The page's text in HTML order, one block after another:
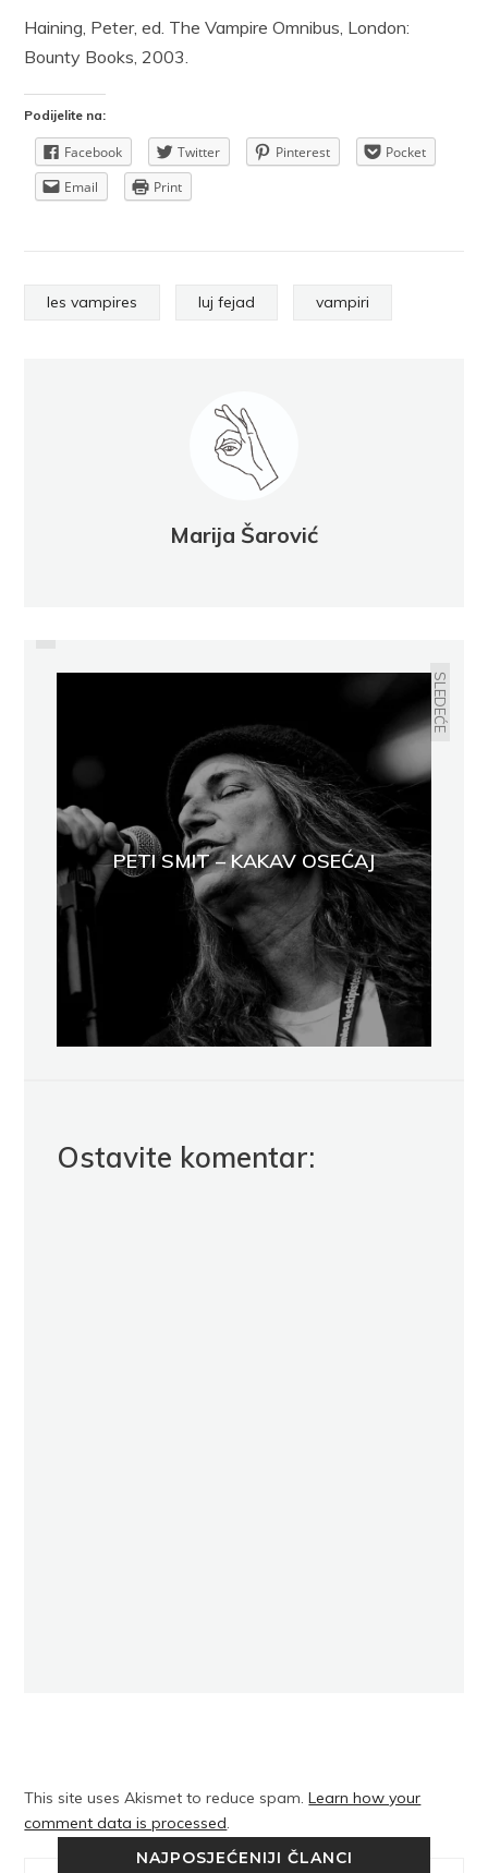
Haining, Peter, ed. The Vampire Omnibus, London:
Bounty Books, 2003.
Podijelite na:
Facebook Twitter Pinterest
Pocket
Email
Print
les vampires luj fejad vampiri
Marija Šarović
MARK TVEN SLEDEĆE
PETI SMIT – KAKAV OSEĆAJ
Ostavite komentar:
This site uses Akismet to reduce spam.Learn how your
comment data is processed.
NAJPOSJEĆENIJI ČLANCI